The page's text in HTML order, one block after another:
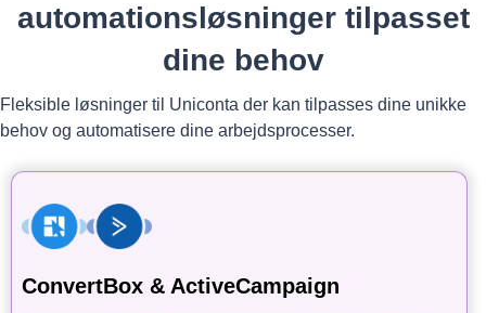
automationsløsninger tilpasset
dine behov
Fleksible løsninger til Uniconta der kan tilpasses dine unikke
behov og automatisere dine arbejdsprocesser.
ConvertBox & ActiveCampaign